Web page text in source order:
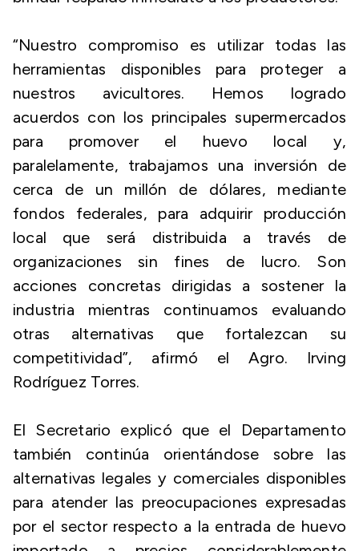
“Nuestro compromiso es utilizar todas las
herramientas disponibles para proteger a
nuestros avicultores. Hemos logrado
acuerdos con los principales supermercados
para promover el huevo local y,
paralelamente, trabajamos una inversión de
cerca de un millón de dólares, mediante
fondos federales, para adquirir producción
local que será distribuida a través de
organizaciones sin fines de lucro. Son
acciones concretas dirigidas a sostener la
industria mientras continuamos evaluando
otras alternativas que fortalezcan su
competitividad”, afirmó el Agro. Irving
Rodríguez Torres.
El Secretario explicó que el Departamento
también continúa orientándose sobre las
alternativas legales y comerciales disponibles
para atender las preocupaciones expresadas
por el sector respecto a la entrada de huevo